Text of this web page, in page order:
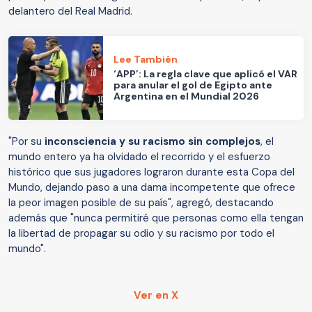
delantero del Real Madrid.
Lee También
‘APP’: La regla clave que aplicó el VAR
para anular el gol de Egipto ante
Argentina en el Mundial 2026
"Por su inconsciencia y su racismo sin complejos, el
mundo entero ya ha olvidado el recorrido y el esfuerzo
histórico que sus jugadores lograron durante esta Copa del
Mundo, dejando paso a una dama incompetente que ofrece
la peor imagen posible de su país", agregó, destacando
además que "nunca permitiré que personas como ella tengan
la libertad de propagar su odio y su racismo por todo el
mundo".
Ver en X